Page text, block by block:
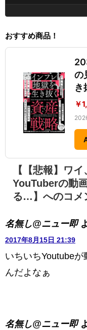
おすすめ商品！
の
き
￥
【【悲報】ワ
YouTuberの動
る…】へのコメ
名無し@ニュー即
2017年8月15日 21:39
いちいちYoutube
んだよなぁ
名無し@ニュー即